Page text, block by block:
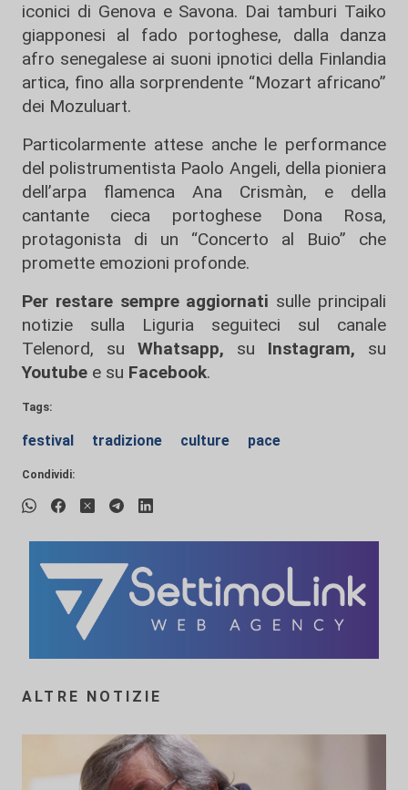
iconici di Genova e Savona. Dai tamburi Taiko
giapponesi al fado portoghese, dalla danza
afro senegalese ai suoni ipnotici della Finlandia
artica, fino alla sorprendente “Mozart africano”
dei Mozuluart.
Particolarmente attese anche le performance
del polistrumentista Paolo Angeli, della pioniera
dell’arpa flamenca Ana Crismàn, e della
cantante cieca portoghese Dona Rosa,
protagonista di un “Concerto al Buio” che
promette emozioni profonde.
Per restare sempre aggiornati sulle principali
notizie sulla Liguria seguiteci sul canale
Telenord, su
Whatsapp, su Instagram, su
Youtube e su Facebook.
Tags:
festival tradizione culture pace
Condividi:
ALTRE NOTIZIE